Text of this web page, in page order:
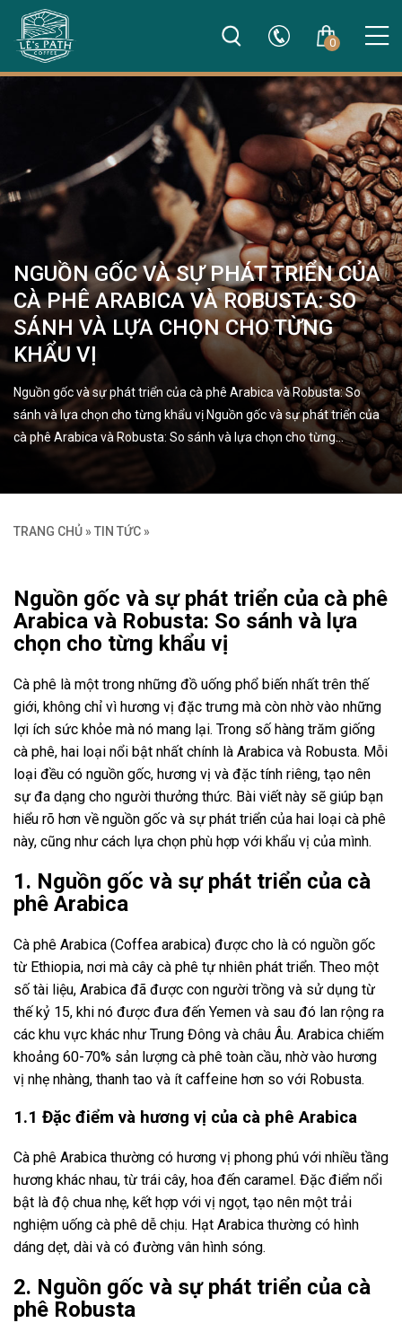
0
NGUỒN GỐC VÀ SỰ PHÁT TRIỂN CỦA
CÀ PHÊ ARABICA VÀ ROBUSTA: SO
SÁNH VÀ LỰA CHỌN CHO TỪNG
KHẨU VỊ
Nguồn gốc và sự phát triển của cà phê Arabica và Robusta: So
sánh và lựa chọn cho từng khẩu vị Nguồn gốc và sự phát triển của
cà phê Arabica và Robusta: So sánh và lựa chọn cho từng…
TRANG CHỦ » TIN TỨC »
Nguồn gốc và sự phát triển của cà phê
Arabica và Robusta: So sánh và lựa
chọn cho từng khẩu vị
Cà phê là một trong những đồ uống phổ biến nhất trên thế
giới, không chỉ vì hương vị đặc trưng mà còn nhờ vào những
lợi ích sức khỏe mà nó mang lại. Trong số hàng trăm giống
cà phê, hai loại nổi bật nhất chính là Arabica và Robusta. Mỗi
loại đều có nguồn gốc, hương vị và đặc tính riêng, tạo nên
sự đa dạng cho người thưởng thức. Bài viết này sẽ giúp bạn
hiểu rõ hơn về nguồn gốc và sự phát triển của hai loại cà phê
này, cũng như cách lựa chọn phù hợp với khẩu vị của mình.
1. Nguồn gốc và sự phát triển của cà
phê Arabica
Cà phê Arabica (Coffea arabica) được cho là có nguồn gốc
từ Ethiopia, nơi mà cây cà phê tự nhiên phát triển. Theo một
số tài liệu, Arabica đã được con người trồng và sử dụng từ
thế kỷ 15, khi nó được đưa đến Yemen và sau đó lan rộng ra
các khu vực khác như Trung Đông và châu Âu. Arabica chiếm
khoảng 60-70% sản lượng cà phê toàn cầu, nhờ vào hương
vị nhẹ nhàng, thanh tao và ít caffeine hơn so với Robusta.
1.1 Đặc điểm và hương vị của cà phê Arabica
Cà phê Arabica thường có hương vị phong phú với nhiều tầng
hương khác nhau, từ trái cây, hoa đến caramel. Đặc điểm nổi
bật là độ chua nhẹ, kết hợp với vị ngọt, tạo nên một trải
nghiệm uống cà phê dễ chịu. Hạt Arabica thường có hình
dáng dẹt, dài và có đường vân hình sóng.
2. Nguồn gốc và sự phát triển của cà
phê Robusta